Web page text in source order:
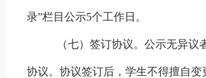
录”栏目公示5个工作日。
（七）签订协议。 公示无异议
协议。协议签订后，学生不得擅自变